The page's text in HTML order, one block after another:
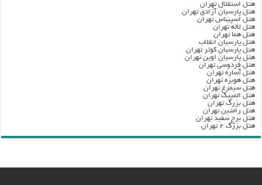
هتل استقلال تهران
هتل پارسیان آزادی تهران
هتل اسپیناس تهران
هتل لاله تهران
هتل هما تهران
هتل پارسیان انقلاب
هتل پارسیان کوثر تهران
هتل پارسیان اوین تهران
هتل فردوسی تهران
هتل آساره تهران
هتل هویزه تهران
هتل سیمرغ تهران
هتل المپیک تهران
هتل بزرگ تهران
هتل رامتین تهران
هتل برج سفید تهران
هتل بزرگ ۲ تهران